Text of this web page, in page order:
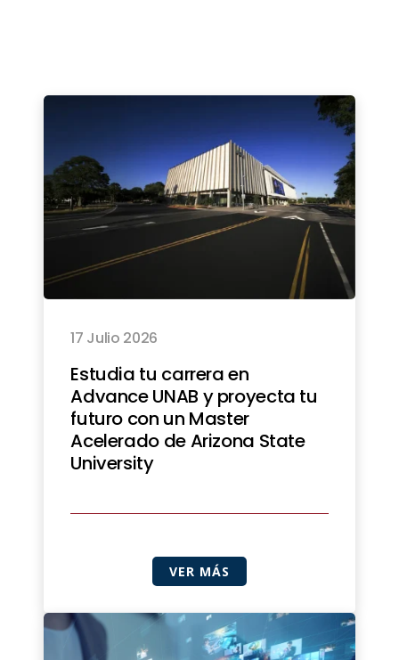
17 Julio 2026
Estudia tu carrera en
Advance UNAB y proyecta tu
futuro con un Master
Acelerado de Arizona State
University
VER MÁS